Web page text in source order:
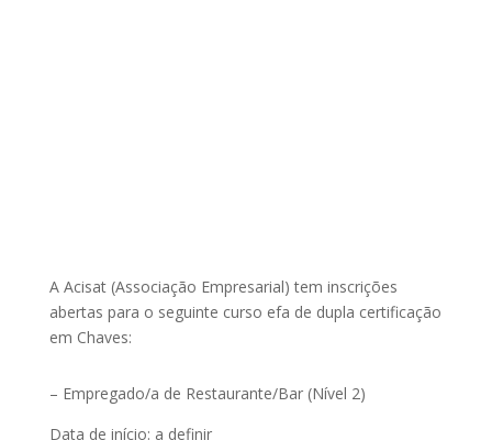
A Acisat (Associação Empresarial) tem inscrições
abertas para o seguinte curso efa de dupla certificação
em Chaves:
– Empregado/a de Restaurante/Bar (Nível 2)
Data de início: a definir